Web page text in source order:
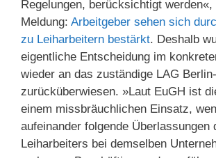
Regelungen, berücksichtigt
Meldung: Arbeitgeber sehen sich
zu Leiharbeitern bestärkt. Deshalb
eigentliche Entscheidung im
wieder an das zuständige LAG
zurücküberwiesen. »Laut EuGH ist
einem missbräuchlichen Einsatz,
aufeinander folgende Überlassungen
Leiharbeiters bei demselben